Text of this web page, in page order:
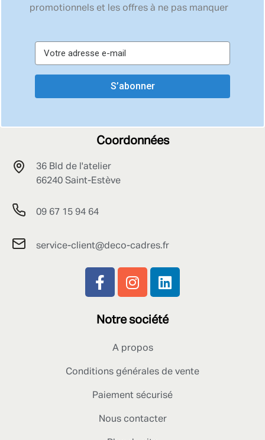
promotionnels et les offres à ne pas manquer
S’abonner
Coordonnées
36 Bld de l'atelier
66240 Saint-Estève
09 67 15 94 64
service-client@deco-cadres.fr
Notre société
A propos
Conditions générales de vente
Paiement sécurisé
Nous contacter